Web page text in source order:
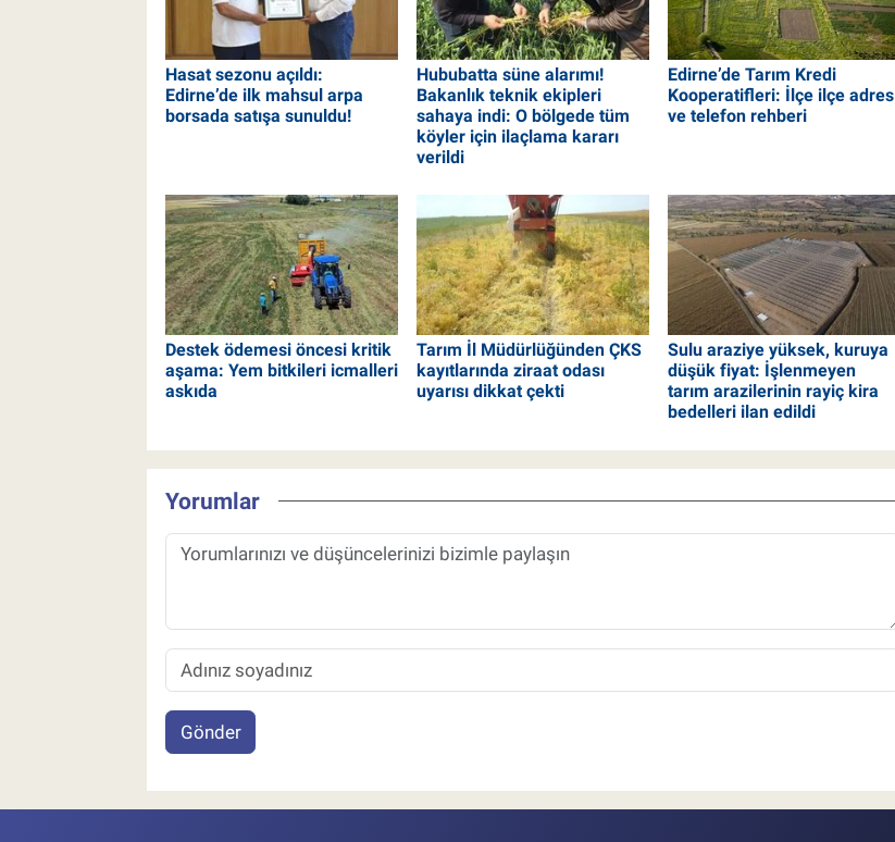
Hasat sezonu açıldı:
Edirne’de ilk mahsul arpa
borsada satışa sunuldu!
Hububatta süne alarımı!
Bakanlık teknik ekipleri
sahaya indi: O bölgede tüm
köyler için ilaçlama kararı
verildi
Edirne’de Tarım Kredi
Kooperatifleri: İlçe ilçe adres
ve telefon rehberi
Destek ödemesi öncesi kritik
aşama: Yem bitkileri icmalleri
askıda
Tarım İl Müdürlüğünden ÇKS
kayıtlarında ziraat odası
uyarısı dikkat çekti
Sulu araziye yüksek, kuruya
düşük fiyat: İşlenmeyen
tarım arazilerinin rayiç kira
bedelleri ilan edildi
Yorumlar
Gönder